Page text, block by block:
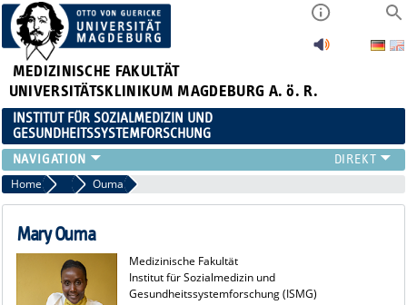
MEDIZINISCHE FAKULTÄT
UNIVERSITÄTSKLINIKUM MAGDEBURG A. ö. R.
INSTITUT FÜR SOZIALMEDIZIN UND
GESUNDHEITSSYSTEMFORSCHUNG
LEHRE
UNSER INSTITUT
TEAM
PUBLIKATIONEN
STELLENANGEBOTE
Home Team Ouma
Mary Ouma
Medizinische Fakultät
Institut für Sozialmedizin und
Gesundheitssystemforschung (ISMG)